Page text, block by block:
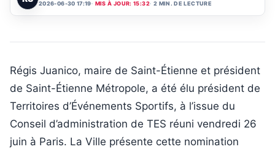
2026-06-30 17:19 MIS À JOUR: 15:32 2 MIN. DE LECTURE
Régis Juanico, maire de Saint-Étienne et président
de Saint-Étienne Métropole, a été élu président de
Territoires d’Événements Sportifs, à l’issue du
Conseil d’administration de TES réuni vendredi 26
juin à Paris. La Ville présente cette nomination